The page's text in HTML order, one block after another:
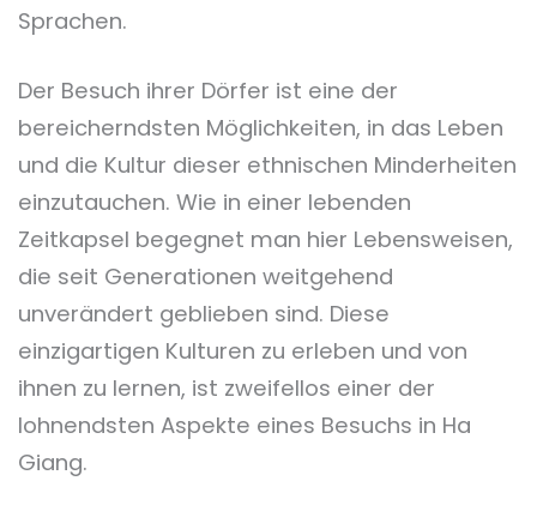
Sprachen.
Der Besuch ihrer Dörfer ist eine der
bereicherndsten Möglichkeiten, in das Leben
und die Kultur dieser ethnischen Minderheiten
einzutauchen. Wie in einer lebenden
Zeitkapsel begegnet man hier Lebensweisen,
die seit Generationen weitgehend
unverändert geblieben sind. Diese
einzigartigen Kulturen zu erleben und von
ihnen zu lernen, ist zweifellos einer der
lohnendsten Aspekte eines Besuchs in Ha
Giang.